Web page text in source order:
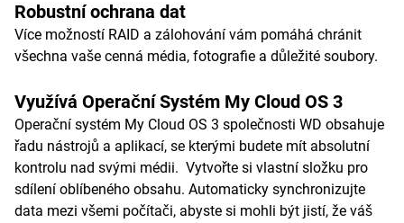
Robustní ochrana dat
Více možností RAID a zálohování vám pomáhá chránit
všechna vaše cenná média, fotografie a důležité soubory.
Využívá Operační Systém My Cloud OS 3
Operační systém My Cloud OS 3 společnosti WD obsahuje
řadu nástrojů a aplikací, se kterými budete mít absolutní
kontrolu nad svými médii. Vytvořte si vlastní složku pro
sdílení oblíbeného obsahu. Automaticky synchronizujte
data mezi všemi počítači, abyste si mohli být jistí, že váš